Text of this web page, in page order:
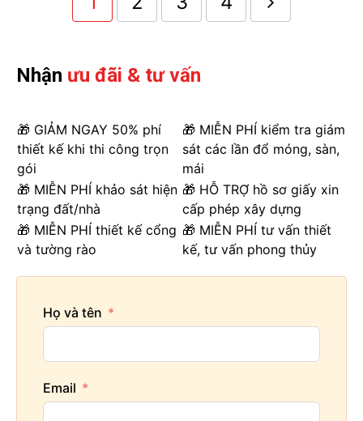
Nhận ưu đãi & tư vấn
🎁 GIẢM NGAY 50% phí
thiết kế khi thi công trọn
gói
🎁 MIỄN PHÍ kiểm tra giám
sát các lần đổ móng, sàn,
mái
🎁 MIỄN PHÍ khảo sát hiện
trạng đất/nhà
🎁 HỖ TRỢ hồ sơ giấy xin
cấp phép xây dựng
🎁 MIỄN PHÍ thiết kế cổng
và tường rào
🎁 MIỄN PHÍ tư vấn thiết
kế, tư vấn phong thủy
Họ và tên
Email